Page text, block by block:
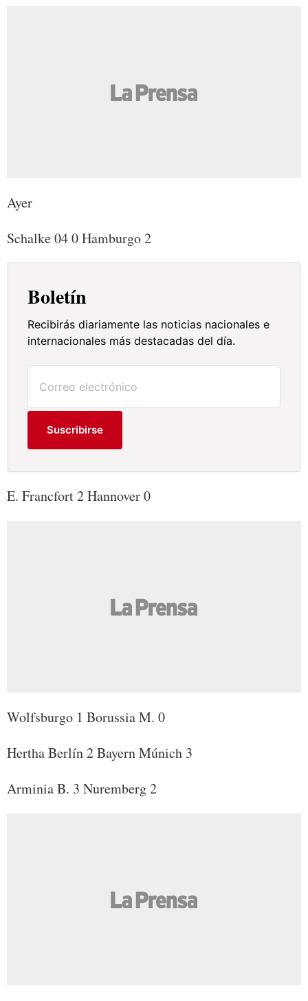
Ayer
Schalke 04 0 Hamburgo 2
Boletín
Recibirás diariamente las noticias nacionales e
internacionales más destacadas del día.
Suscribirse
E. Francfort 2 Hannover 0
Wolfsburgo 1 Borussia M. 0
Hertha Berlín 2 Bayern Múnich 3
Arminia B. 3 Nuremberg 2